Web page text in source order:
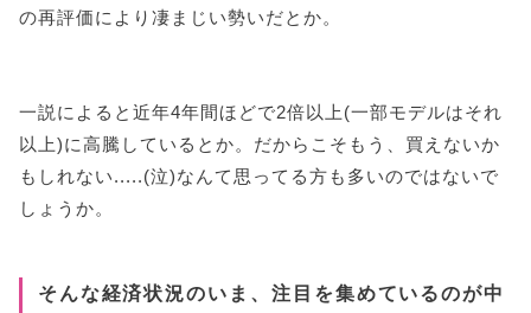
ソリッドな魅力を放つ「ジュディ」!
中古のクロムハーツ財布を買うなら「バイマヴィ
ンテージ」!
中古のクロムハーツ財布の口コミ
の再評価により凄まじい勢いだとか。
一説によると近年4年間ほどで2倍以上(一部モデルはそれ
以上)に高騰しているとか。だからこそもう、買えないか
もしれない.....(泣)なんて思ってる方も多いのではないで
しょうか。
そんな経済状況のいま、注目を集めているのが中